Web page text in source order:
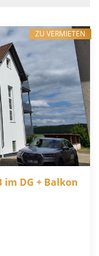
im DG + Balkon
ZU VERMIETEN